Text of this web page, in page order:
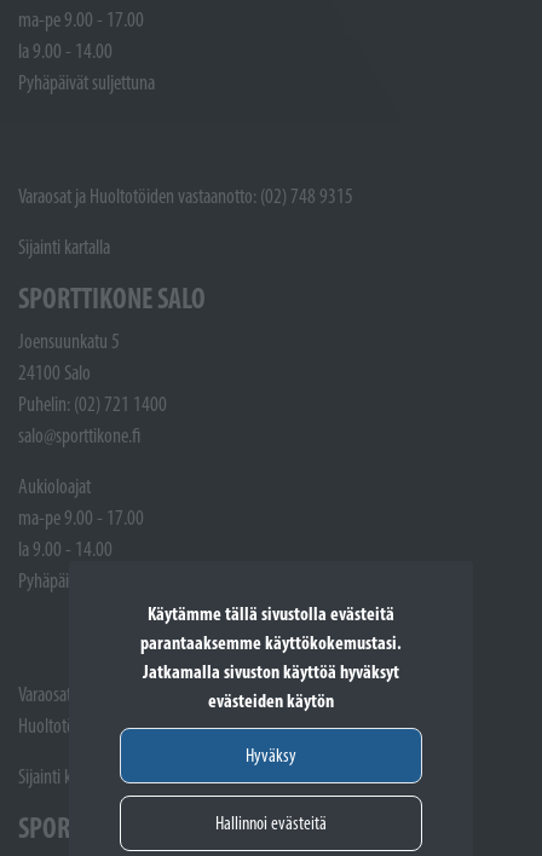
Käytämme tällä sivustolla evästeitä
parantaaksemme käyttökokemustasi.
Jatkamalla sivuston käyttöä hyväksyt
evästeiden käytön
Hyväksy
Hallinnoi evästeitä
ma-pe 9.00 - 17.00
la 9.00 - 14.00
Pyhäpäivät suljettuna
Varaosat ja Huoltotöiden vastaanotto: (02) 748 9315
Sijainti kartalla
SPORTTIKONE SALO
Joensuunkatu 5
24100 Salo
Puhelin: (02) 721 1400
salo@sporttikone.fi
Aukioloajat
ma-pe 9.00 - 17.00
la 9.00 - 14.00
Pyhäpäivät suljettuna
Varaosat: (02) 721 1407
Huoltotöiden vastaanotto: 02 7211405
Sijainti kartalla
SPORTTIKONE KAARINA